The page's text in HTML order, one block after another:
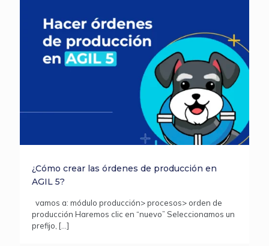
¿Cómo crear las órdenes de producción en
AGIL 5?
vamos a: módulo producción> procesos> orden de
producción Haremos clic en “nuevo” Seleccionamos un
prefijo, […]